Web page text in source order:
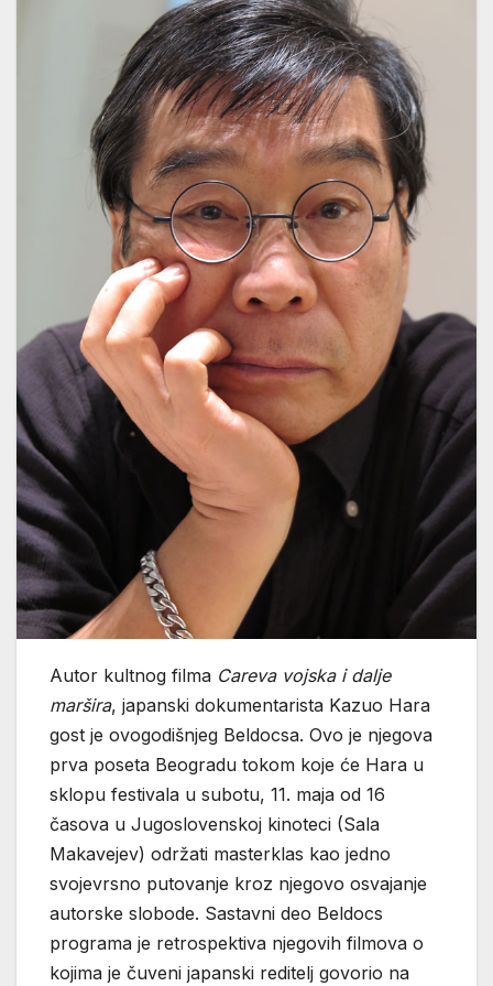
Autor kultnog filma Careva vojska i dalje
maršira, japanski dokumentarista Kazuo Hara
gost je ovogodišnjeg Beldocsa. Ovo je njegova
prva poseta Beogradu tokom koje će Hara u
sklopu festivala u subotu, 11. maja od 16
časova u Jugoslovenskoj kinoteci (Sala
Makavejev) održati masterklas kao jedno
svojevrsno putovanje kroz njegovo osvajanje
autorske slobode. Sastavni deo Beldocs
programa je retrospektiva njegovih filmova o
kojima je čuveni japanski reditelj govorio na